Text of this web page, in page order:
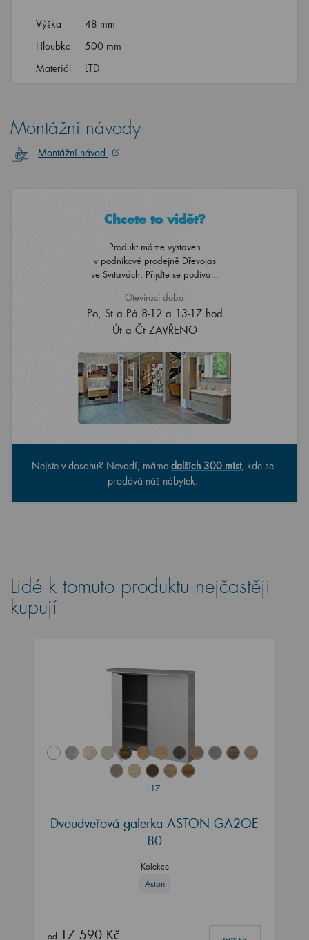
Výška
48 mm
Hloubka
500 mm
Materiál
LTD
Montážní návody
Montážní návod
Chcete to vidět?
Produkt máme vystaven
v podnikové prodejně Dřevojas
ve Svitavách. Přijďte se podívat..
Otevírací doba
Po, St a Pá 8-12 a 13-17 hod
Út a Čt ZAVŘENO
Nejste v dosahu? Nevadí, máme dalších 300 míst, kde se
prodává náš nábytek.
Lidé k tomuto produktu nejčastěji
kupují
+17
Dvoudveřová galerka ASTON GA2OE
80
Kolekce
Aston
od 17 590 Kč